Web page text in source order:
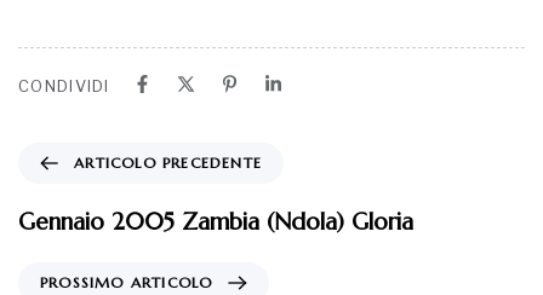
CONDIVIDI
ARTICOLO PRECEDENTE
Gennaio 2005 Zambia (Ndola) Gloria
PROSSIMO ARTICOLO